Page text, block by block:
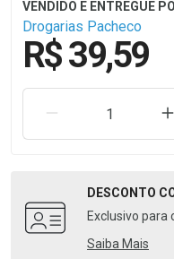
Drogarias Pacheco
R$ 39,59
REMOVER UMA
DESCONTO
Exclusivo
Saiba Mais